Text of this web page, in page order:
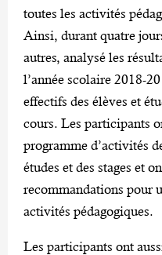
toutes les activités
Ainsi, durant quatre
autres, analysé les
l’année scolaire 2018-
effectifs des élèves et
cours. Les participants
programme d’activités
études et des stages et
recommandations pour
activités pédagogiques.
Les participants ont